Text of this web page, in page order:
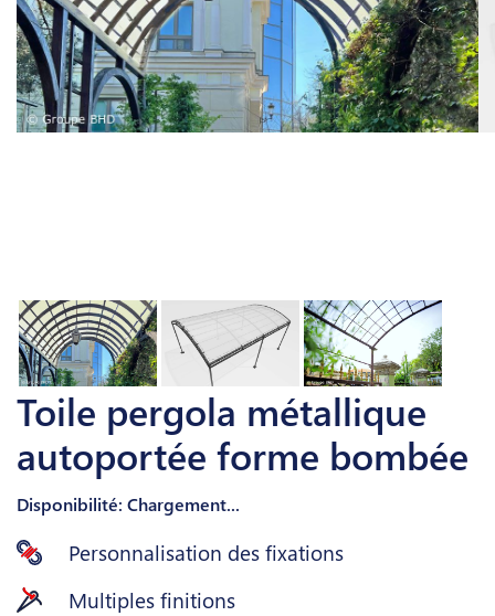
Toile pergola métallique
autoportée forme bombée
Disponibilité: Chargement...
Personnalisation des fixations
Multiples finitions